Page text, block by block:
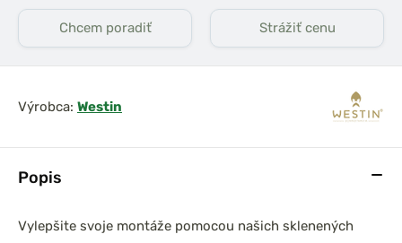
Popis
Vylepšite svoje montáže pomocou našich sklenených
Chcem poradiť Strážiť cenu
Výrobca: Westin